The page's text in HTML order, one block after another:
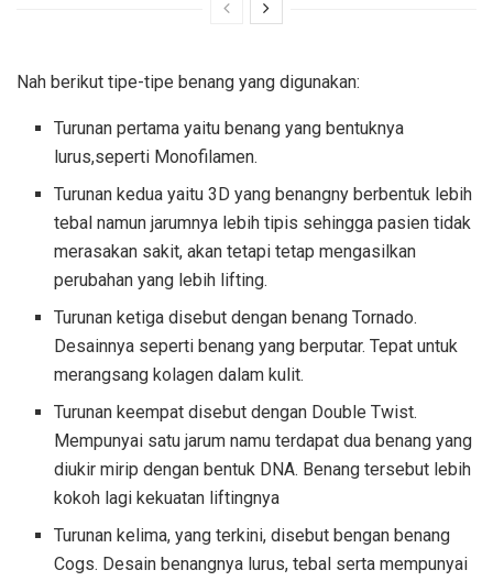
Nah berikut tipe-tipe benang yang digunakan:
Turunan pertama yaitu benang yang bentuknya
lurus,seperti Monofilamen.
Turunan kedua yaitu 3D yang benangny berbentuk lebih
tebal namun jarumnya lebih tipis sehingga pasien tidak
merasakan sakit, akan tetapi tetap mengasilkan
perubahan yang lebih lifting.
Turunan ketiga disebut dengan benang Tornado.
Desainnya seperti benang yang berputar. Tepat untuk
merangsang kolagen dalam kulit.
Turunan keempat disebut dengan Double Twist.
Mempunyai satu jarum namu terdapat dua benang yang
diukir mirip dengan bentuk DNA. Benang tersebut lebih
kokoh lagi kekuatan liftingnya
Turunan kelima, yang terkini, disebut bengan benang
Cogs. Desain benangnya lurus, tebal serta mempunyai